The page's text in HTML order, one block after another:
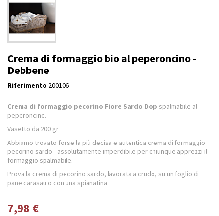
Crema di formaggio bio al peperoncino -
Debbene
Riferimento 200106
Crema di formaggio pecorino Fiore Sardo Dop spalmabile al
peperoncino.
Vasetto da 200 gr
Abbiamo trovato forse la più decisa e autentica crema di formaggio
pecorino sardo - assolutamente imperdibile per chiunque apprezzi il
formaggio spalmabile.
Prova la crema di pecorino sardo, lavorata a crudo, su un foglio di
pane carasau o con una spianatina
7,98 €